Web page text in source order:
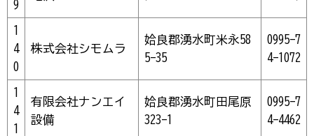
9
1
4
0
株式会社シモムラ
姶良郡湧水町米永58
5-35
0995-7
4-1072
1
4
1
有限会社ナンエイ
設備
姶良郡湧水町田尾原
323-1
0995-7
4-4462